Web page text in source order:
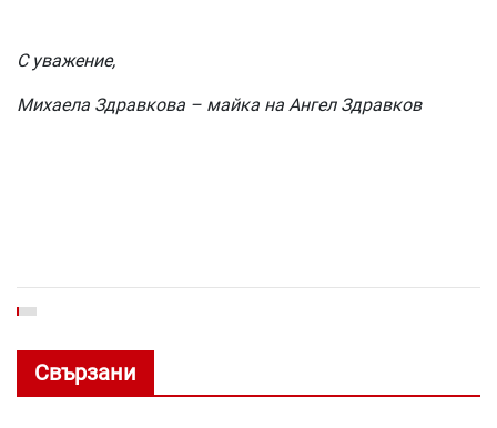
С уважение,
Михаела Здравкова – майка на Ангел Здравков
Свързани